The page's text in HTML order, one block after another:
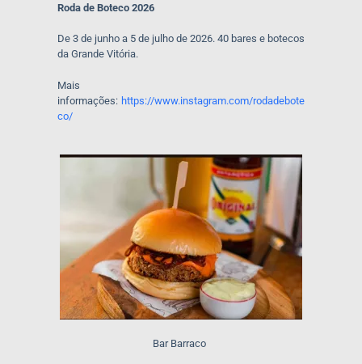
Roda de Boteco 2026
De 3 de junho a 5 de julho de 2026. 40 bares e botecos
da Grande Vitória.
Mais
informações: https://www.instagram.com/rodadebote
co/
Bar Barraco